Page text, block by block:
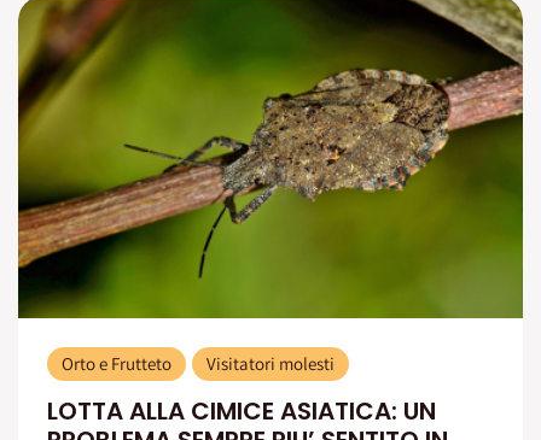
Orto e Frutteto Visitatori molesti
LOTTA ALLA CIMICE ASIATICA: UN